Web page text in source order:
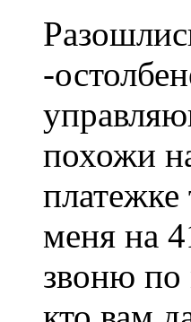
-
похожи
меня на
звоню